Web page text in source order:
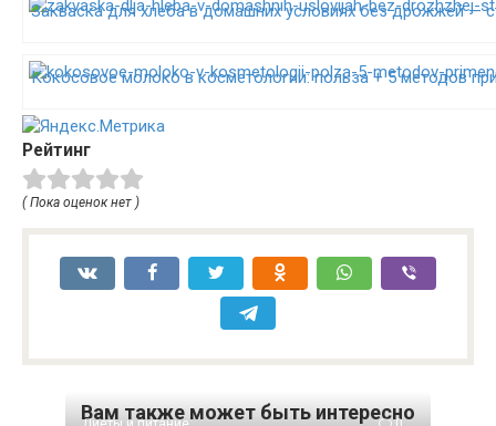
Закваска для хлеба в домашних условиях без дрожжей —
Кокосовое молоко в косметологии: польза + 5 методов
Рейтинг
( Пока оценок нет )
Вам также может быть интересно